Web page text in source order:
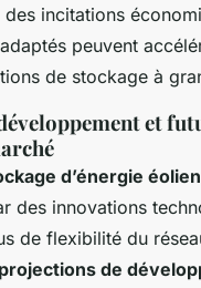
des incitations
peuvent
de stockage à
et
d’énergie
des innovations
de flexibilité du
projections de